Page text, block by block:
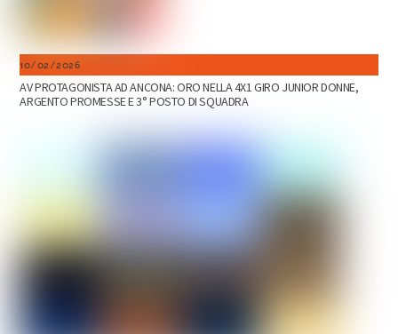
10/02/2026
AV PROTAGONISTA AD ANCONA: ORO NELLA 4X1 GIRO JUNIOR DONNE,
ARGENTO PROMESSE E 3° POSTO DI SQUADRA